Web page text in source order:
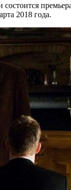
состоится
2018 года.